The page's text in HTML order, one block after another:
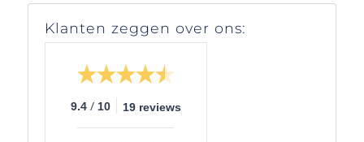
Klanten zeggen over ons:
9.4 / 10 19 reviews